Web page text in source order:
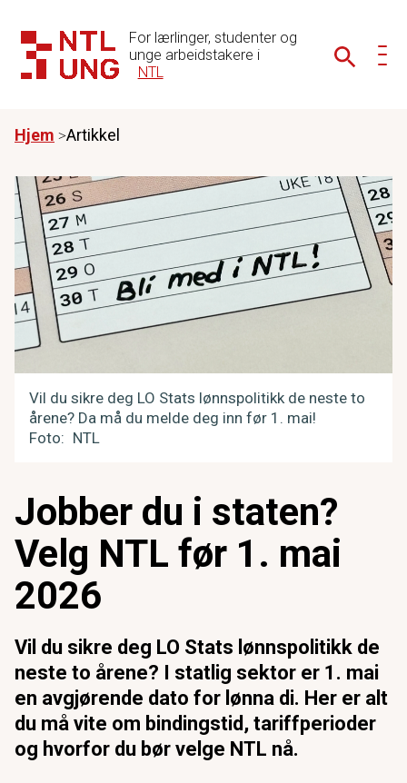
For lærlinger, studenter og
unge arbeidstakere i
NTL
Hjem Artikkel
Vil du sikre deg LO Stats lønnspolitikk de neste to
årene? Da må du melde deg inn før 1. mai!
Foto
NTL
Jobber du i staten?
Velg NTL før 1. mai
2026
Vil du sikre deg LO Stats lønnspolitikk de
neste to årene? I statlig sektor er 1. mai
en avgjørende dato for lønna di. Her er alt
du må vite om bindingstid, tariffperioder
og hvorfor du bør velge NTL nå.